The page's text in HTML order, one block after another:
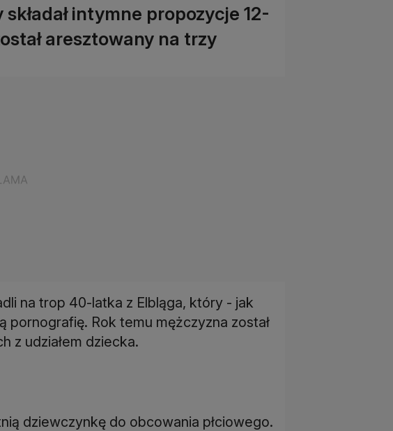
intymne propozycje 12-
aresztowany na trzy
na trop 40-latka z Elbląga, który - jak
pornografię. Rok temu mężczyzna został
z udziałem dziecka.
dziewczynkę do obcowania płciowego.